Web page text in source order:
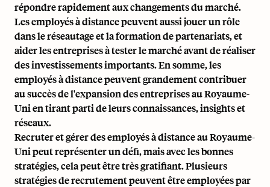
répondre rapidement aux changements du marché.
Les employés à distance peuvent aussi jouer un rôle
dans le réseautage et la formation de partenariats, et
aider les entreprises à tester le marché avant de réaliser
des investissements importants. En somme, les
employés à distance peuvent grandement contribuer
au succès de l'expansion des entreprises au Royaume-
Uni en tirant parti de leurs connaissances, insights et
réseaux.
Recruter et gérer des employés à distance au Royaume-
Uni peut représenter un défi, mais avec les bonnes
stratégies, cela peut être très gratifiant. Plusieurs
stratégies de recrutement peuvent être employées par